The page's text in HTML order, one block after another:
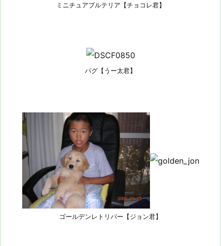
ミニチュアブルテリア【チョコレ君】
パグ【うー太君】
ゴールデンレトリバー【ジョン君】